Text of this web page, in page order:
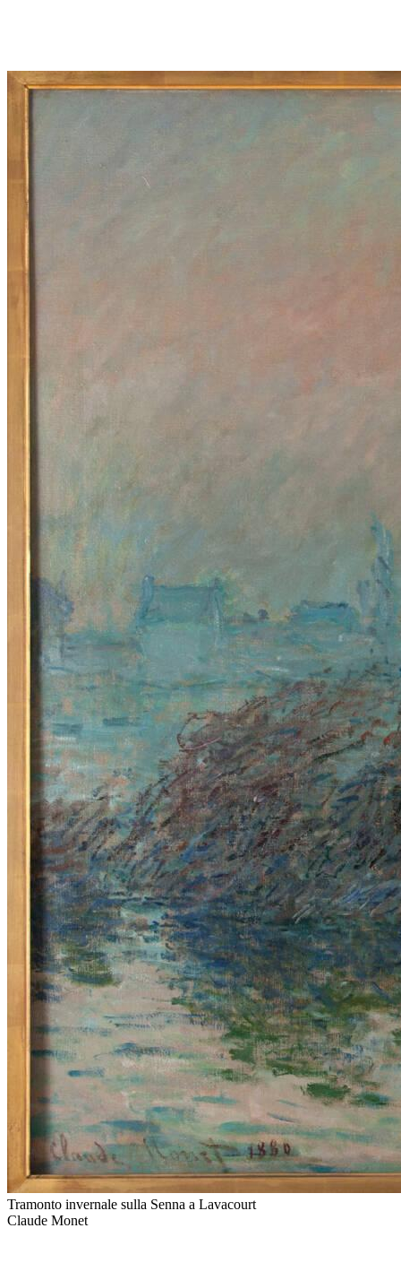
Tramonto invernale sulla Senna a Lavacourt
Claude Monet